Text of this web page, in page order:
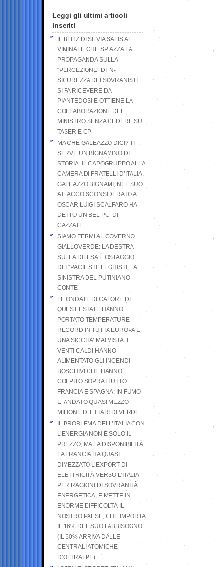
Leggi gli ultimi articoli
inseriti
IL BLITZ DI SILVIA SALIS AL
VIMINALE CHE SPIAZZA LA
PROPAGANDA SULLA
“PERCEZIONE” DI IN-
SICUREZZA DEI SOVRANISTI:
SI FA RICEVERE DA
PIANTEDOSI E OTTIENE LA
COLLABORAZIONE DEL
MINISTRO SENZA CEDERE SU
TASER E CP
MA CHE GALEAZZO DICI? TI
SERVE UN BIGNAMINO DI
STORIA. IL CAPOGRUPPO ALLA
CAMERA DI FRATELLI D’ITALIA,
GALEAZZO BIGNAMI, NEL SUO
ATTACCO SCONSIDERATO A
OSCAR LUIGI SCALFARO HA
DETTO UN BEL PO’ DI
CAZZATE
SIAMO FERMI AL GOVERNO
GIALLOVERDE: LA DESTRA
SULLA DIFESA È OSTAGGIO
DEI “PACIFISTI” LEGHISTI, LA
SINISTRA DEL PUTINIANO
CONTE
LE ONDATE DI CALORE DI
QUEST’ESTATE HANNO
PORTATO TEMPERATURE
RECORD IN TUTTA EUROPA E
UNA SICCITA’ MAI VISTA. I
VENTI CALDI HANNO
ALIMENTATO GLI INCENDI
BOSCHIVI CHE HANNO
COLPITO SOPRATTUTTO
FRANCIA E SPAGNA: IN FUMO
E’ ANDATO QUASI MEZZO
MILIONE DI ETTARI DI VERDE
IL PROBLEMA DELL’ITALIA CON
L’ENERGIA NON È SOLO IL
PREZZO, MA LA DISPONIBILITÀ.
LA FRANCIA HA QUASI
DIMEZZATO L’EXPORT DI
ELETTRICITÀ VERSO L’ITALIA
PER RAGIONI DI SOVRANITÀ
ENERGETICA, E METTE IN
ENORME DIFFICOLTÀ IL
NOSTRO PAESE, CHE IMPORTA
IL 16% DEL SUO FABBISOGNO
(IL 60% ARRIVA DALLE
CENTRALI ATOMICHE
D’OLTRALPE)